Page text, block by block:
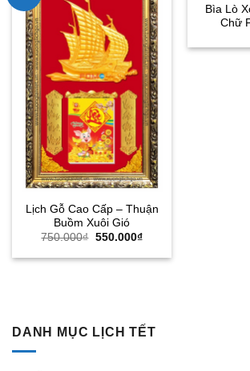
Lịch Gỗ Cao Cấp – Thuận
Buồm Xuôi Gió
750.000₫ Giá
là:
550.000₫Giá
tại
Bìa Lò
Chữ
DANH MỤC LỊCH TẾT